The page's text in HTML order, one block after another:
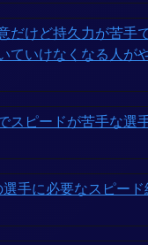
だけど持久力が苦手
ていけなくなる人が
スピードが苦手な選
手に必要なスピー